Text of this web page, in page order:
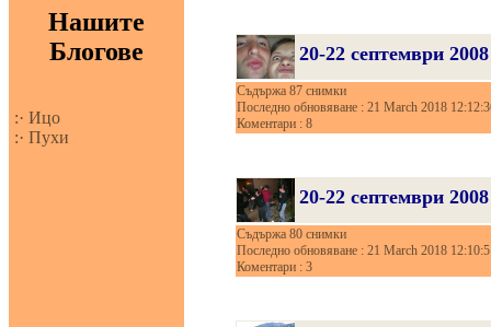
Нашите
Блогове
:· Ицо
:· Пухи
20-22 септември
Съдържа 87 снимки
Последно обновяване : 21 March 2018
Коментари : 8
20-22 септември
Съдържа 80 снимки
Последно обновяване : 21 March 2018
Коментари : 3